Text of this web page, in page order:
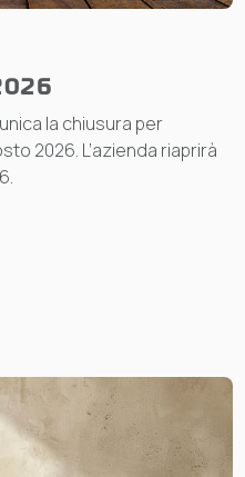
la chiusura per
2026. L’azienda riaprirà